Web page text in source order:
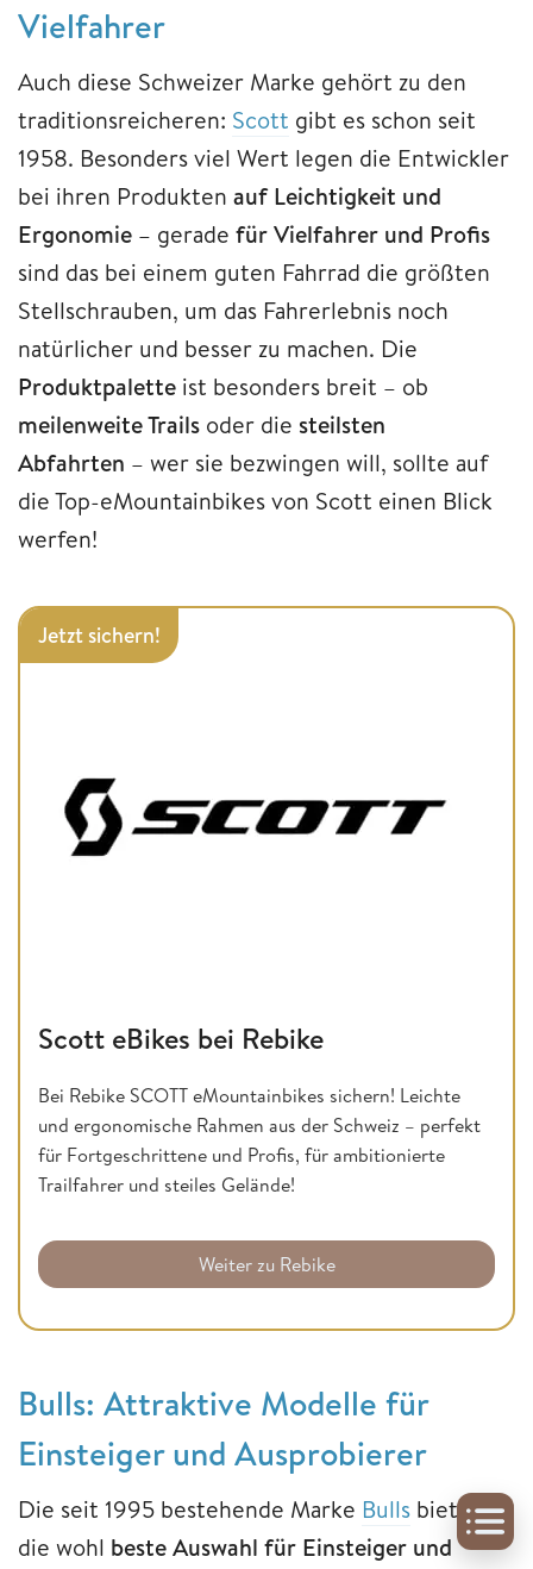
Vielfahrer
Auch diese Schweizer Marke gehört zu den
traditionsreicheren: Scott gibt es schon seit
1958. Besonders viel Wert legen die Entwickler
bei ihren Produkten auf Leichtigkeit und
Ergonomie – gerade für Vielfahrer und Profis
sind das bei einem guten Fahrrad die größten
Stellschrauben, um das Fahrerlebnis noch
natürlicher und besser zu machen. Die
Produktpalette ist besonders breit – ob
meilenweite Trails oder die steilsten
Abfahrten – wer sie bezwingen will, sollte auf
die Top-eMountainbikes von Scott einen Blick
werfen!
Jetzt sichern!
Scott eBikes bei Rebike
Bei Rebike SCOTT eMountainbikes sichern! Leichte
und ergonomische Rahmen aus der Schweiz – perfekt
für Fortgeschrittene und Profis, für ambitionierte
Trailfahrer und steiles Gelände!
Weiter zu Rebike
Bulls: Attraktive Modelle für
Einsteiger und Ausprobierer
Die seit 1995 bestehende Marke Bulls bietet
die wohl beste Auswahl für Einsteiger und